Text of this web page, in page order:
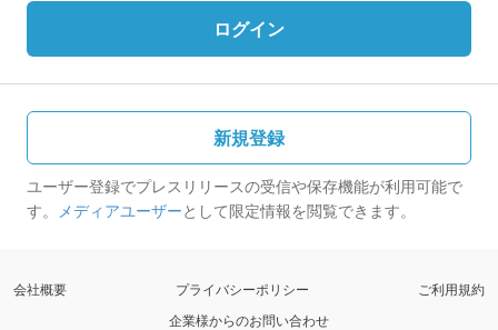
ログイン
新規登録
ユーザー登録でプレスリリースの受信や保存機能が利用可能で
す。 メディアユーザーとして限定情報を閲覧できます。
会社概要 プライバシーポリシー
ご利用規約
企業様からのお問い合わせ